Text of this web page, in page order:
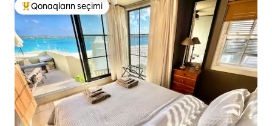
Populyar "Qonaqların seçimi"
Qonaqların seçimi